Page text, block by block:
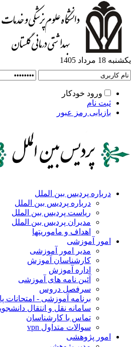
ورود خودکار
نام
رمز عبور
پردیس بین الملل
درباره پردیس بین الملل
ریاست پردیس بین الملل
مدیران پردیس بین الملل
اهداف و ماموریتها
آموزشی
مدیر امور آموزشی
کارشناسان آموزش
اداره آموزش
آئین نامه های آموزشی
سرفصل دروس
برنامه آموزشی - امتحانات پایان ترم
سامانه نقل و انتقال دانشجویان
تماس با کارشناسان
سوالات متداول vpn
پژوهشی